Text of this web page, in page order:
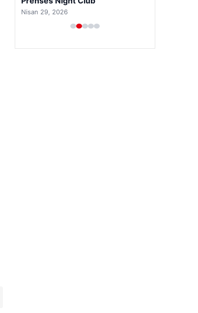
Nisan 29, 2026